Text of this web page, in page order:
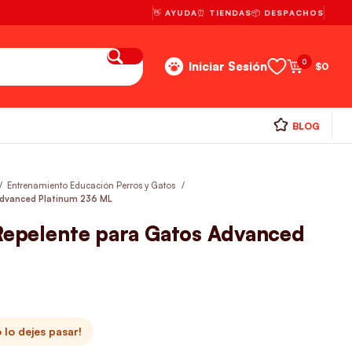
👋 AYUDA⏰ TIENDAS📦 DESPACHOS
Iniciar Sesión 0 $0
BLOG
Entrenamiento Educación Perros y Gatos
Platinum 236 ML
para Gatos Advanced
lo dejes pasar!